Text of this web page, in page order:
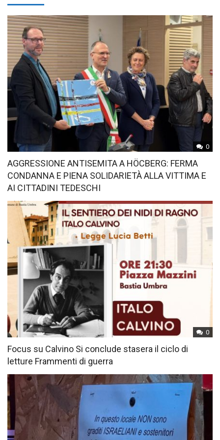
0
AGGRESSIONE ANTISEMITA A HÖCBERG: FERMA
CONDANNA E PIENA SOLIDARIETÀ ALLA VITTIMA E
AI CITTADINI TEDESCHI
0
Focus su Calvino Si conclude stasera il ciclo di
letture Frammenti di guerra